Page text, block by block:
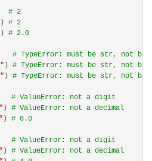
# 2
) # 2
) # 2.0
# TypeError: must be str, not
) # TypeError: must be str, not
) # TypeError: must be str, not
# ValueError: not a digit
) # ValueError: not a decimal
) # 8.0
# ValueError: not a digit
) # ValueError: not a decimal